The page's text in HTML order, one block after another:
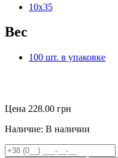
10x35
Вес
100 шт. в упаковке
Цена 228.00 грн
Наличие: В наличии